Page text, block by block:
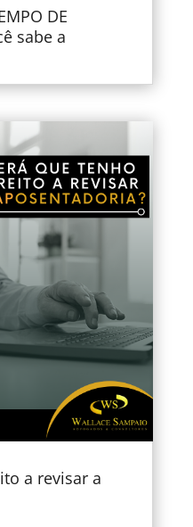
DE
sabe a
a revisar a